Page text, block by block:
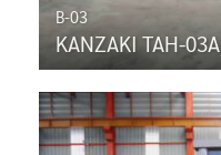
B-03
KANZAKI TAH-03A